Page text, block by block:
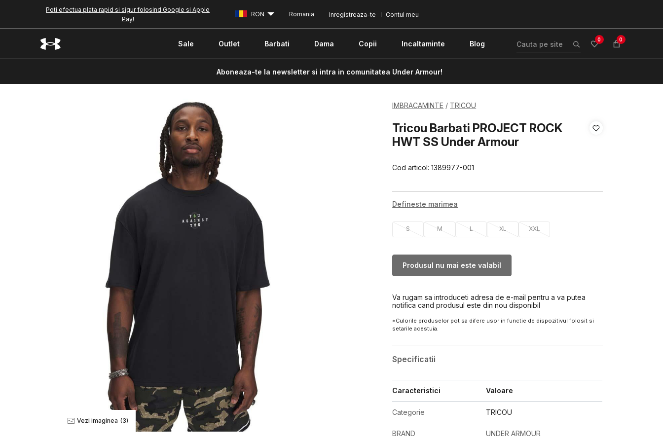
Poti efectua plata rapid si sigur folosind Google si Apple
Pay!
Contul meu
Inregistreaza-te
RON Romania
Sale Outlet Barbati Dama Copii Incaltaminte Blog 0 0
Aboneaza-te la newsletter si intra in comunitatea Under Armour!
Vezi imaginea (3)
IMBRACAMINTE TRICOU
Tricou Barbati PROJECT ROCK
HWT SS Under Armour
Cod articol:1389977-001
Defineste marimea
S M L XL XXL
Produsul nu mai este valabil
Va rugam sa introduceti adresa de e-mail pentru a va putea
notifica cand produsul este din nou disponibil
*Culorile produselor pot sa difere usor in functie de dispozitivul folosit si
setarile acestuia.
Specificatii
Caracteristici Valoare
Categorie TRICOU
BRAND UNDER ARMOUR